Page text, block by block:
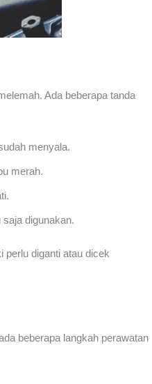
Ada beberapa tanda
menyala.
merah.
digunakan.
perlu diganti atau dicek
beberapa langkah perawatan